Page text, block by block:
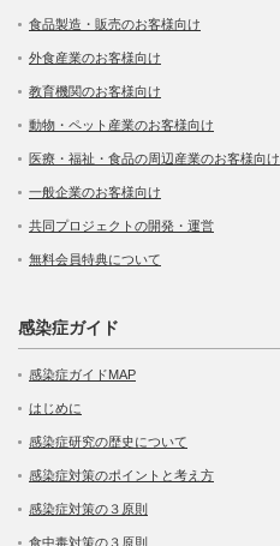
食品製造・販売のお客様向け
外食産業のお客様向け
教育機関のお客様向け
動物・ペット産業のお客様向け
医療・福祉・食品の周辺産業のお客様向け
一般企業のお客様向け
共同プロジェクトの開発・運営
無料会員特典について
感染症ガイド
感染症ガイドMAP
はじめに
感染症研究の歴史について
感染症対策のポイントと考え方
感染症対策の３原則
食中毒対策の３原則